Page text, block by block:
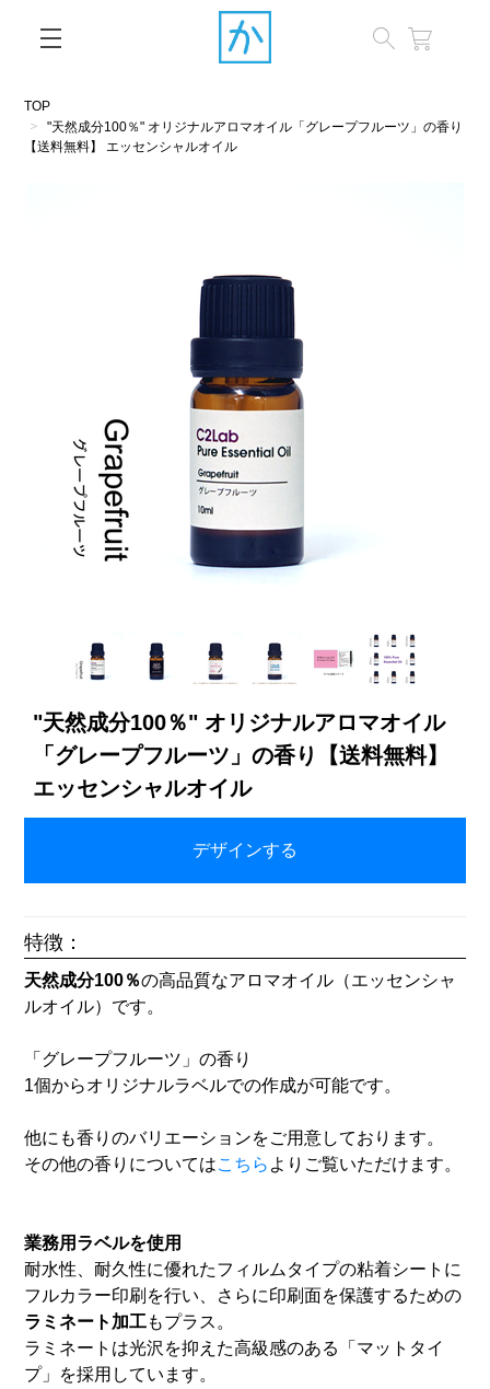
TOP
"天然成分100％" オリジナルアロマオイル「グレープフルーツ」の香り
【送料無料】 エッセンシャルオイル
"天然成分100％" オリジナルアロマオイル
「グレープフルーツ」の香り【送料無料】
エッセンシャルオイル
デザインする
特徴：
天然成分100％の高品質なアロマオイル（エッセンシャ
ルオイル）です。
「グレープフルーツ」の香り
1個からオリジナルラベルでの作成が可能です。
他にも香りのバリエーションをご用意しております。
その他の香りについてはこちら よりご覧いただけます。
業務用ラベルを使用
耐水性、耐久性に優れたフィルムタイプの粘着シートに
フルカラー印刷を行い、さらに印刷面を保護するための
ラミネート加工もプラス。
ラミネートは光沢を抑えた高級感のある「マットタイ
プ」を採用しています。